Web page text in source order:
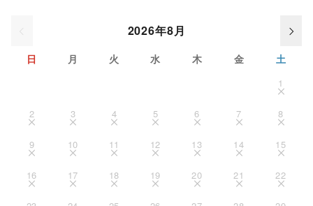
2026年8月
日 月 火 水 木 金 土
1
2 3 4 5 6 7 8
9 10 11 12 13 14 15
16 17 18 19 20 21 22